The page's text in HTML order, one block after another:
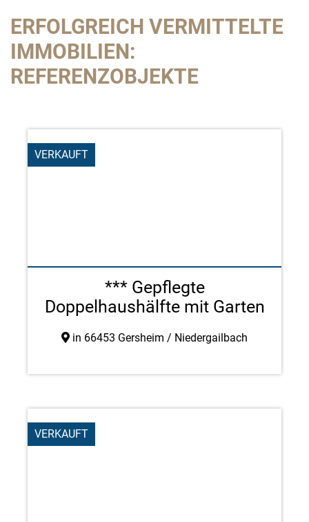
ERFOLGREICH VERMITTELTE
IMMOBILIEN:
REFERENZOBJEKTE
VERKAUFT
*** Gepflegte
Doppelhaushälfte mit Garten
in 66453 Gersheim / Niedergailbach
VERKAUFT